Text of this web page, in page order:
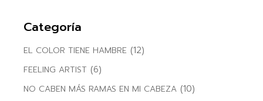
Categoría
EL COLOR TIENE HAMBRE (12)
FEELING ARTIST (6)
NO CABEN MÁS RAMAS EN MI CABEZA (10)